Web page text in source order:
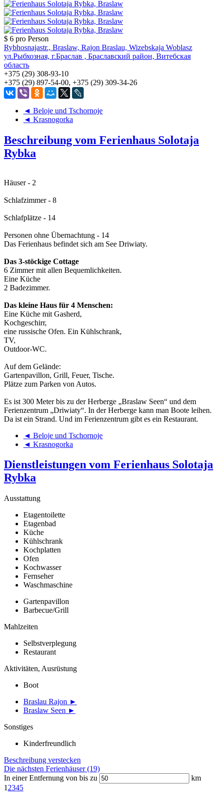
$ 6 pro Person
Rybhosnajastr., Braslaw, Rajon Braslau, Wizebskaja Woblasz
ул.Рыбхозная, г.Браслав , Браславский район, Витебская
область
+375 (29) 308-93-10
+375 (29) 897-54-00, +375 (29) 309-34-26
◄ Beloje und Tschornoje
◄ Krasnogorka
Beschreibung vom Ferienhaus Solotaja
Rybka
Häuser - 2
Schlafzimmer - 8
Schlafplätze - 14
Personen ohne Übernachtung - 14
Das Ferienhaus befindet sich am See Driwiaty.
Das 3-stöckige Cottage
6 Zimmer mit allen Bequemlichkeiten.
Eine Küche
2 Badezimmer.
Das kleine Haus für 4 Menschen:
Eine Küche mit Gasherd,
Kochgeschirr,
eine russische Ofen. Ein Kühlschrank,
TV,
Outdoor-WC.
Auf dem Gelände:
Gartenpavillon, Grill, Feuer, Tische.
Plätze zum Parken von Autos.
Es ist 300 Meter bis zu der Herberge „Braslaw Seen“ und dem
Ferienzentrum „Driwiaty“. In der Herberge kann man Boote leihen.
Da ist ein Strand. Und im Ferienzentrum gibt es ein Restaurant.
◄ Beloje und Tschornoje
◄ Krasnogorka
Dienstleistungen vom Ferienhaus Solotaja
Rybka
Ausstattung
Etagentoilette
Etagenbad
Küche
Kühlschrank
Kochplatten
Ofen
Kochwasser
Fernseher
Waschmaschine
Gartenpavillon
Barbecue/Grill
Mahlzeiten
Selbstverplegung
Restaurant
Aktivitäten, Ausrüstung
Boot
Braslau Rajon ►
Braslaw Seen ►
Sonstiges
Kinderfreundlich
Beschreibung verstecken
Die nächsten Ferienhäuser (19)
In einer Entfernung von bis zu
km
1 2345